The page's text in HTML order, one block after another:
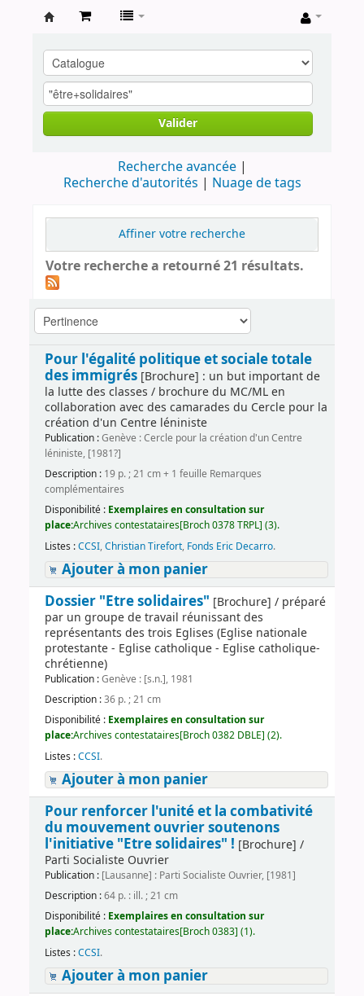
contestataires
Valider
Recherche avancée
Recherche d'autorités
Nuage de tags
Affiner votre recherche
Votre recherche a retourné 21 résultats.
Pour l'égalité politique et sociale totale
des immigrés[Brochure] : un but important de
la lutte des classes / brochure du MC/ML en
collaboration avec des camarades du Cercle pour la
création d'un Centre léniniste
Publication :Genève : Cercle pour la création d'un Centre
léniniste, [1981?]
Description : 19 p. ; 21 cm + 1 feuille Remarques
complémentaires
Disponibilité : Exemplaires en consultation sur
place:Archives contestataires[Broch 0378 TRPL] (3).
Listes :CCSI, Christian Tirefort, Fonds Eric Decarro.
Ajouter à mon panier
Dossier "Etre solidaires" [Brochure] / préparé
par un groupe de travail réunissant des
représentants des trois Eglises (Eglise nationale
protestante - Eglise catholique - Eglise catholique-
chrétienne)
Publication :Genève : [s.n.], 1981
Description :36 p. ; 21 cm
Disponibilité : Exemplaires en consultation sur
place:Archives contestataires[Broch 0382 DBLE] (2).
Listes :CCSI.
Ajouter à mon panier
Pour renforcer l'unité et la combativité
du mouvement ouvrier soutenons
l'initiative "Etre solidaires" ! [Brochure] /
Parti Socialiste Ouvrier
Publication : [Lausanne] : Parti Socialiste Ouvrier, [1981]
Description :64 p. : ill. ; 21 cm
Disponibilité : Exemplaires en consultation sur
place:Archives contestataires[Broch 0383] (1).
Listes :CCSI.
Ajouter à mon panier